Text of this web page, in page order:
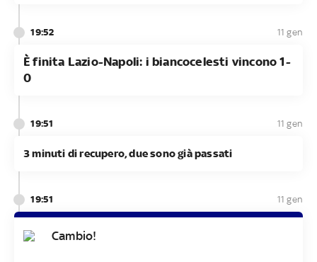
19:52 11 gen
È finita Lazio-Napoli: i biancocelesti vincono 1-
0
19:51 11 gen
3 minuti di recupero, due sono già passati
19:51 11 gen
Cambio!